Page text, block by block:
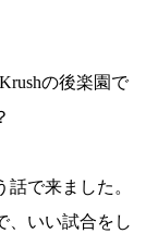
Krushの後楽園で
で来ました。
、いい試合をし